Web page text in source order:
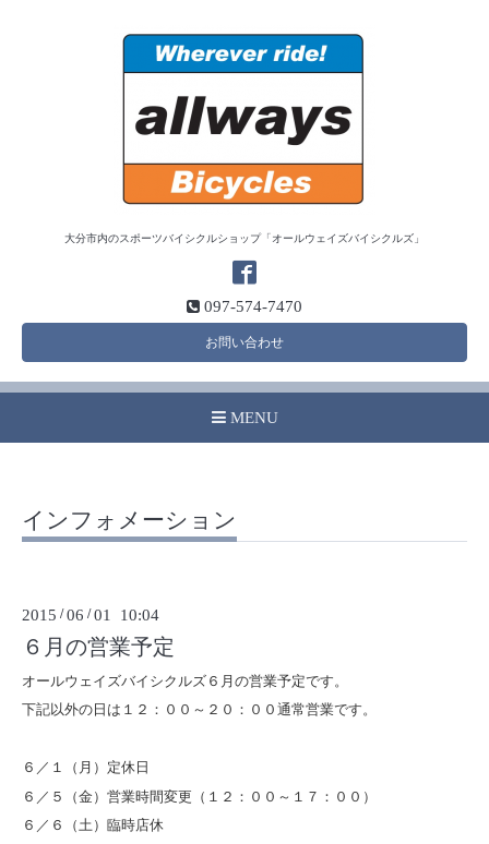
大分市内のスポーツバイシクルショップ「オールウェイズバイシクルズ」
097-574-7470
お問い合わせ
MENU
インフォメーション
2015 /06 /01 10:04
６月の営業予定
オールウェイズバイシクルズ６月の営業予定です。
下記以外の日は１２：００～２０：００通常営業です。
６／１（月）定休日
６／５（金）営業時間変更（１２：００～１７：００）
６／６（土）臨時店休